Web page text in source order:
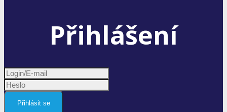
Přihlášení
Přihlásit se